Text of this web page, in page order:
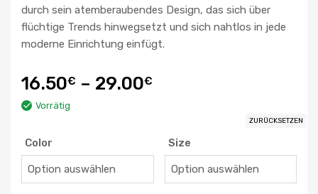
durch sein atemberaubendes Design, das sich über
flüchtige Trends hinwegsetzt und sich nahtlos in jede
moderne Einrichtung einfügt.
16.50€ – 29.00€
Vorrätig
Color Size
ZURÜCKSETZEN